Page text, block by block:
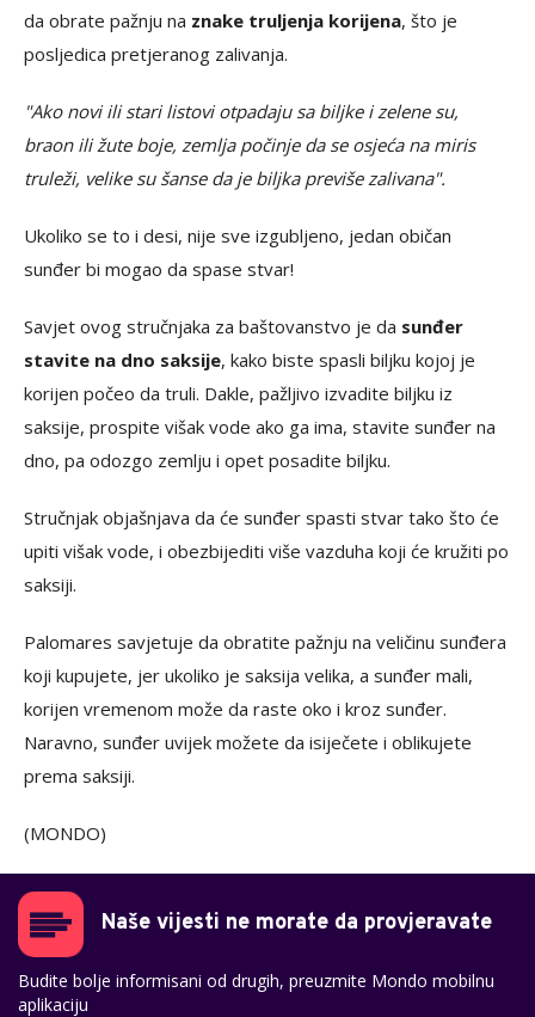
da obrate pažnju na znake truljenja korijena, što je
posljedica pretjeranog zalivanja.
"Ako novi ili stari listovi otpadaju sa biljke i zelene su,
braon ili žute boje, zemlja počinje da se osjeća na miris
truleži, velike su šanse da je biljka previše zalivana".
Ukoliko se to i desi, nije sve izgubljeno, jedan običan
sunđer bi mogao da spase stvar!
Savjet ovog stručnjaka za baštovanstvo je da sunđer
stavite na dno saksije, kako biste spasli biljku kojoj je
korijen počeo da truli. Dakle, pažljivo izvadite biljku iz
saksije, prospite višak vode ako ga ima, stavite sunđer na
dno, pa odozgo zemlju i opet posadite biljku.
Stručnjak objašnjava da će sunđer spasti stvar tako što će
upiti višak vode, i obezbijediti više vazduha koji će kružiti po
saksiji.
Palomares savjetuje da obratite pažnju na veličinu sunđera
koji kupujete, jer ukoliko je saksija velika, a sunđer mali,
korijen vremenom može da raste oko i kroz sunđer.
Naravno, sunđer uvijek možete da isiječete i oblikujete
prema saksiji.
(MONDO)
Naše vijesti ne morate da provjeravate
Budite bolje informisani od drugih, preuzmite Mondo mobilnu
aplikaciju